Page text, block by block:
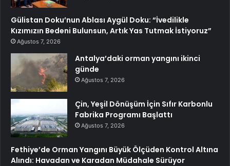
Gülistan Doku’nun Ablası Aygül Doku: “İvedilikle
Kızımızın Bedeni Bulunsun, Artık Yas Tutmak İstiyoruz”
Ağustos 7, 2026
Antalya’daki orman yangını ikinci
günde
Ağustos 7, 2026
Çin, Yeşil Dönüşüm İçin Sıfır Karbonlu
Fabrika Programı Başlattı
Ağustos 7, 2026
Fethiye’de Orman Yangını Büyük Ölçüden Kontrol Altına
Alındı: Havadan ve Karadan Müdahale Sürüyor